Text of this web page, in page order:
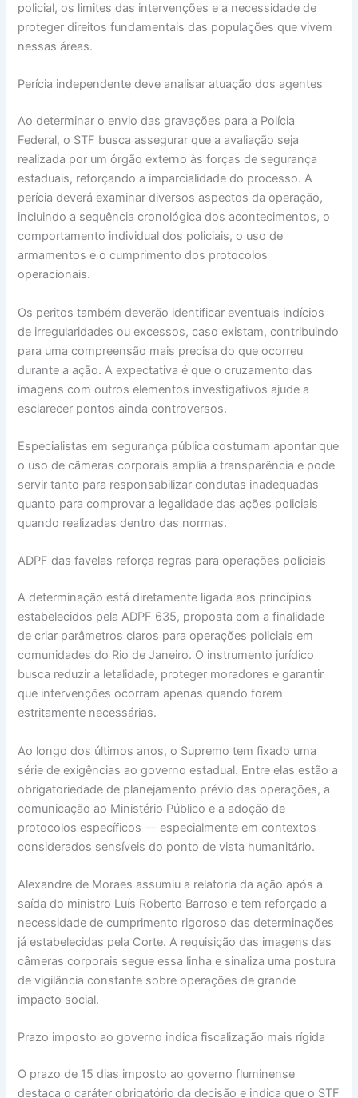
policial, os limites das intervenções e a necessidade de
proteger direitos fundamentais das populações que vivem
nessas áreas.
Perícia independente deve analisar atuação dos agentes
Ao determinar o envio das gravações para a Polícia
Federal, o STF busca assegurar que a avaliação seja
realizada por um órgão externo às forças de segurança
estaduais, reforçando a imparcialidade do processo. A
perícia deverá examinar diversos aspectos da operação,
incluindo a sequência cronológica dos acontecimentos, o
comportamento individual dos policiais, o uso de
armamentos e o cumprimento dos protocolos
operacionais.
Os peritos também deverão identificar eventuais indícios
de irregularidades ou excessos, caso existam, contribuindo
para uma compreensão mais precisa do que ocorreu
durante a ação. A expectativa é que o cruzamento das
imagens com outros elementos investigativos ajude a
esclarecer pontos ainda controversos.
Especialistas em segurança pública costumam apontar que
o uso de câmeras corporais amplia a transparência e pode
servir tanto para responsabilizar condutas inadequadas
quanto para comprovar a legalidade das ações policiais
quando realizadas dentro das normas.
ADPF das favelas reforça regras para operações policiais
A determinação está diretamente ligada aos princípios
estabelecidos pela ADPF 635, proposta com a finalidade
de criar parâmetros claros para operações policiais em
comunidades do Rio de Janeiro. O instrumento jurídico
busca reduzir a letalidade, proteger moradores e garantir
que intervenções ocorram apenas quando forem
estritamente necessárias.
Ao longo dos últimos anos, o Supremo tem fixado uma
série de exigências ao governo estadual. Entre elas estão a
obrigatoriedade de planejamento prévio das operações, a
comunicação ao Ministério Público e a adoção de
protocolos específicos — especialmente em contextos
considerados sensíveis do ponto de vista humanitário.
Alexandre de Moraes assumiu a relatoria da ação após a
saída do ministro Luís Roberto Barroso e tem reforçado a
necessidade de cumprimento rigoroso das determinações
já estabelecidas pela Corte. A requisição das imagens das
câmeras corporais segue essa linha e sinaliza uma postura
de vigilância constante sobre operações de grande
impacto social.
Prazo imposto ao governo indica fiscalização mais rígida
O prazo de 15 dias imposto ao governo fluminense
destaca o caráter obrigatório da decisão e indica que o STF